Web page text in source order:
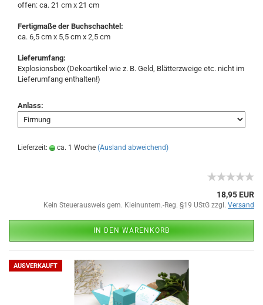
offen: ca. 21 cm x 21 cm
Fertigmaße der Buchschachtel:
ca. 6,5 cm x 5,5 cm x 2,5 cm
Lieferumfang:
Explosionsbox (Dekoartikel wie z. B. Geld, Blätterzweige etc. nicht im
Lieferumfang enthalten!)
Anlass:
Lieferzeit: ca. 1 Woche (Ausland abweichend)
18,95 EUR
Kein Steuerausweis gem. Kleinuntern.-Reg. §19 UStG zzgl. Versand
IN DEN WARENKORB
AUSVERKAUFT